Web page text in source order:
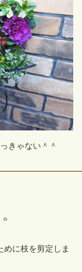
きゃない＾＾
めに枝を剪定しま